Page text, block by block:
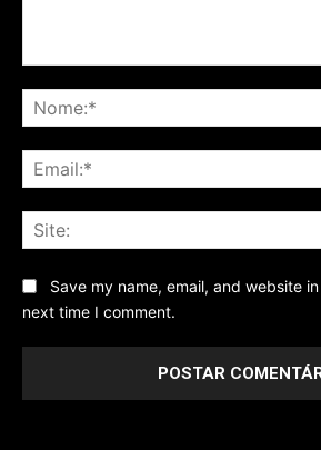
Save my name, email, and website
next time I comment.